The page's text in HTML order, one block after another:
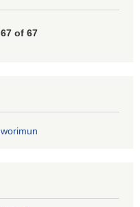
67 of 67